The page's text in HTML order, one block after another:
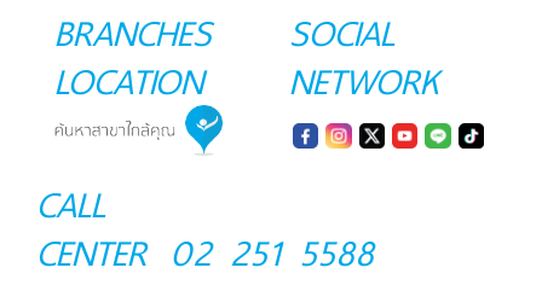
BRANCHES
LOCATION
SOCIAL
NETWORK
CALL
CENTER 02 251 5588